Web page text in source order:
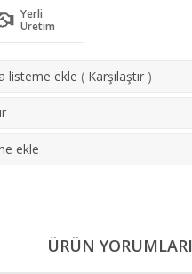
Yerli
Üretim
listeme ekle ( Karşılaştır )
ekle
ÜRÜN YORUMLARI